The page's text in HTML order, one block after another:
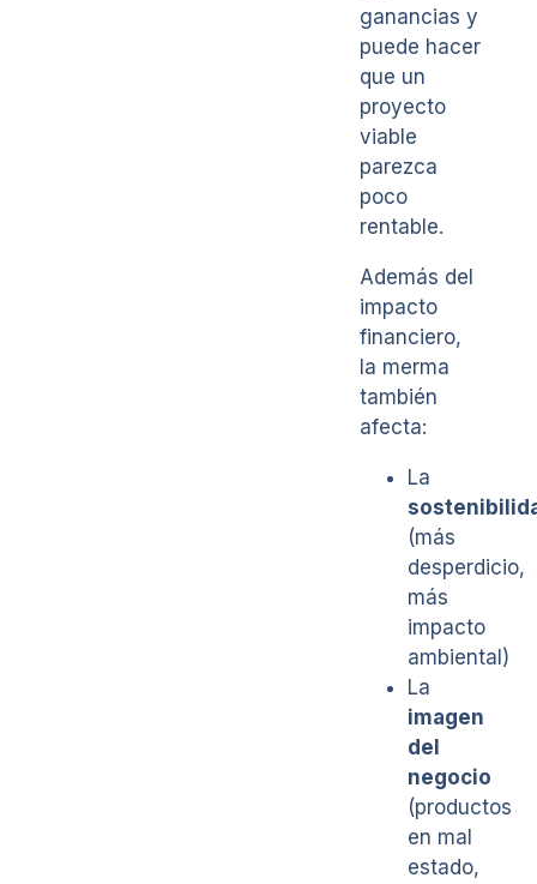
ganancias y
puede hacer
que un
proyecto
viable
parezca
poco
rentable.
Además del
impacto
financiero,
la merma
también
afecta:
La
(más
desperdicio,
más
impacto
ambiental)
La
imagen
del
negocio
(productos
en mal
estado,